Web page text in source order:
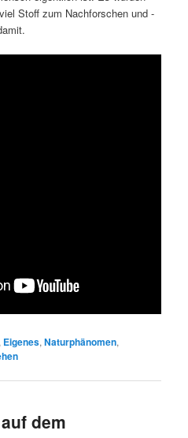
Stoff zum Nachforschen und -
, Eigenes,Naturphänomen,
dem